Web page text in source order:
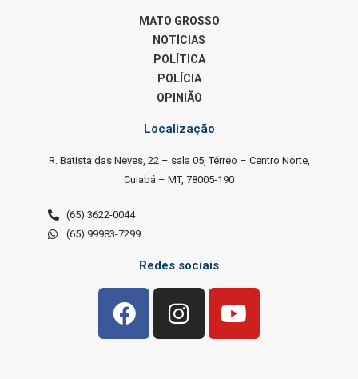
MATO GROSSO
NOTÍCIAS
POLÍTICA
POLÍCIA
OPINIÃO
Localização
R. Batista das Neves, 22 – sala 05, Térreo – Centro Norte,
Cuiabá – MT, 78005-190
(65) 3622-0044
(65) 99983-7299
Redes sociais